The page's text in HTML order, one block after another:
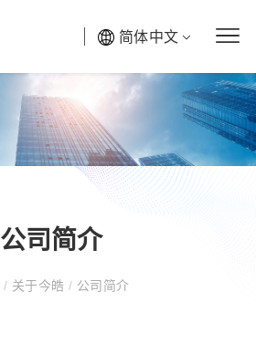
简体中文
公司简介
/ 关于今皓 / 公司简介